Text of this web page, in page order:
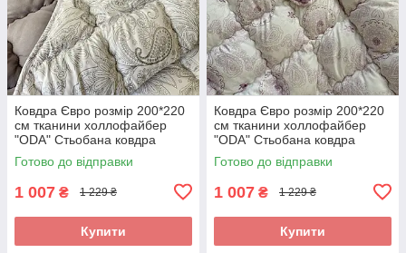
Ковдра Євро розмір 200*220
см тканини холлофайбер
"ODA" Стьобана ковдра
Готово до відправки
1 007 ₴ 1 229 ₴
Купити
Ковдра Євро розмір 200*220
см тканини холлофайбер
"ODA" Стьобана ковдра
Готово до відправки
1 007 ₴ 1 229 ₴
Купити